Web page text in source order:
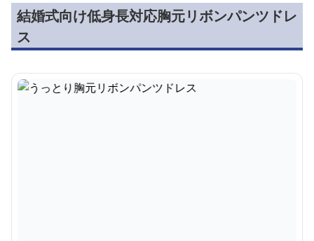
結婚式向け低身長対応胸元リボンパンツドレ
ス